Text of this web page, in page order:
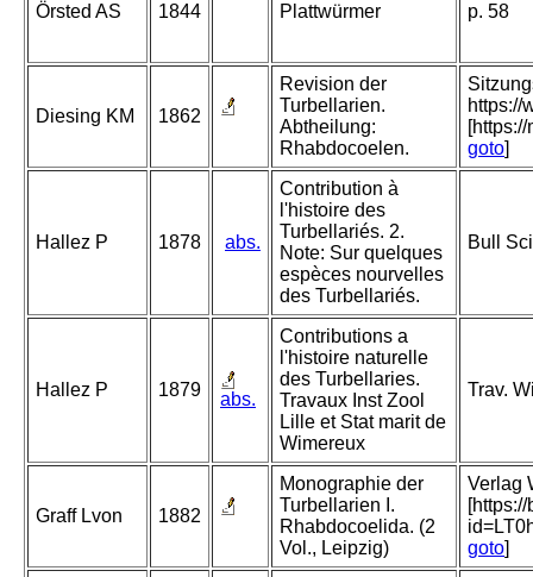
Örsted AS 1844 Plattwürmer p. 58
Diesing KM 1862
Revision der
Turbellarien.
Abtheilung:
Rhabdocoelen.
https://
goto]
Hallez P 1878 abs.
Contribution à
l'histoire des
Turbellariés. 2.
Note: Sur quelques
espèces nourvelles
des Turbellariés.
Bull
Hallez P 1879 abs.
Contributions a
l'histoire naturelle
des Turbellaries.
Travaux Inst Zool
Lille et Stat marit de
Wimereux
Trav.
Graff Lvon 1882
Monographie der
Turbellarien I.
Rhabdocoelida. (2
Vol., Leipzig)
Verlag
goto]